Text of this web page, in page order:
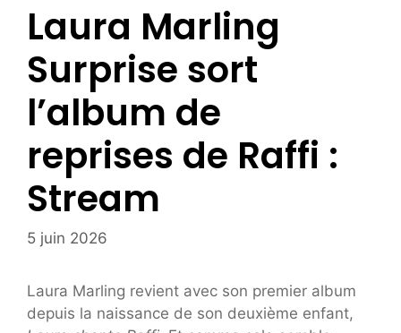
Laura Marling
Surprise sort
l’album de
reprises de Raffi :
Stream
5 juin 2026
Laura Marling revient avec son premier album
depuis la naissance de son deuxième enfant,